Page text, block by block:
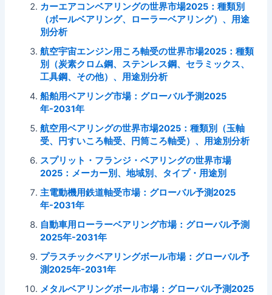
カーエアコンベアリングの世界市場2025：種類別
（ボールベアリング、ローラーベアリング）、用途
別分析
航空宇宙エンジン用ころ軸受の世界市場2025：種類
別（炭素クロム鋼、ステンレス鋼、セラミックス、
工具鋼、その他）、用途別分析
船舶用ベアリング市場：グローバル予測2025
年-2031年
航空用ベアリングの世界市場2025：種類別（玉軸
受、円すいころ軸受、円筒ころ軸受）、用途別分析
スプリット・フランジ・ベアリングの世界市場
2025：メーカー別、地域別、タイプ・用途別
主電動機用鉄道軸受市場：グローバル予測2025
年-2031年
自動車用ローラーベアリング市場：グローバル予測
2025年-2031年
プラスチックベアリングボール市場：グローバル予
測2025年-2031年
メタルベアリングボール市場：グローバル予測2025